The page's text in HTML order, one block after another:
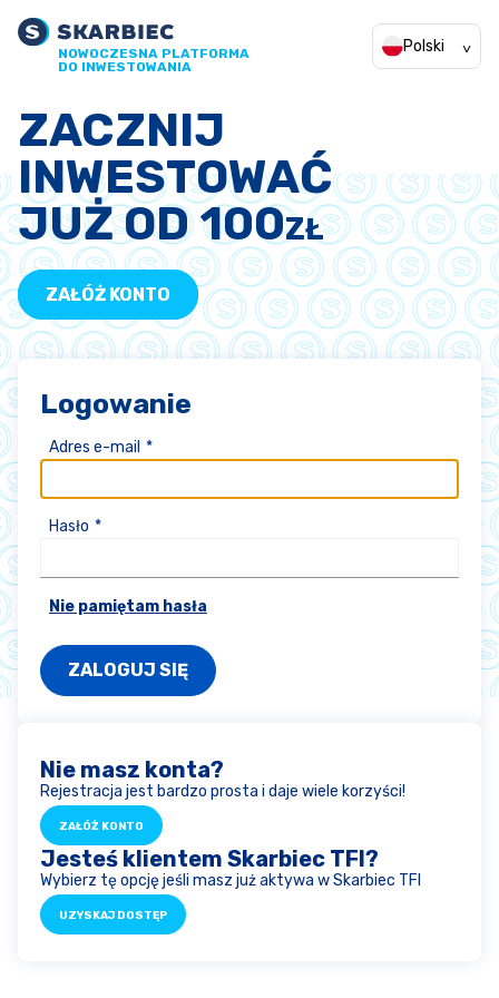
NOWOCZESNA PLATFORMA
DO INWESTOWANIA
Polski
ZACZNIJ
INWESTOWAĆ
JUŻ OD 100ZŁ
ZAŁÓŻ KONTO
Logowanie
Adres e-mail
Hasło
Nie pamiętam hasła
Nie masz konta?
Rejestracja jest bardzo prosta i daje wiele korzyści!
ZAŁÓŻ KONTO
Jesteś klientem Skarbiec TFI?
Wybierz tę opcję jeśli masz już aktywa w Skarbiec TFI
UZYSKAJ DOSTĘP